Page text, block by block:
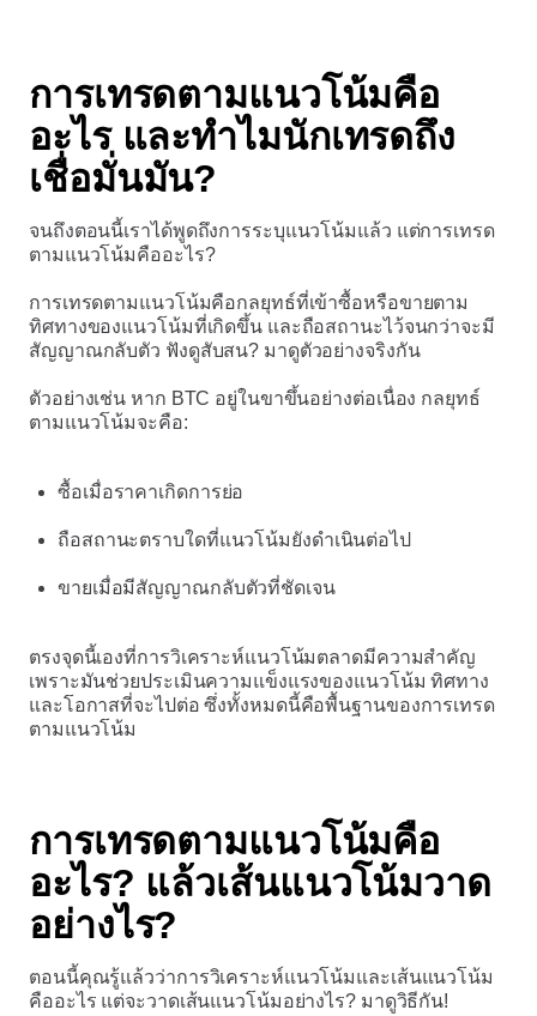
การเทรดตามแนวโน้มคือ
อะไร และทำไมนักเทรดถึง
เชื่อมั่นมัน?
จนถึงตอนนี้เราได้พูดถึงการระบุแนวโน้มแล้ว แต่การเทรด
ตามแนวโน้มคืออะไร?
การเทรดตามแนวโน้มคือกลยุทธ์ที่เข้าซื้อหรือขายตาม
ทิศทางของแนวโน้มที่เกิดขึ้น และถือสถานะไว้จนกว่าจะมี
สัญญาณกลับตัว ฟังดูสับสน? มาดูตัวอย่างจริงกัน
ตัวอย่างเช่น หาก BTC อยู่ในขาขึ้นอย่างต่อเนื่อง กลยุทธ์
ตามแนวโน้มจะคือ:
ซื้อเมื่อราคาเกิดการย่อ
ถือสถานะตราบใดที่แนวโน้มยังดำเนินต่อไป
ขายเมื่อมีสัญญาณกลับตัวที่ชัดเจน
ตรงจุดนี้เองที่การวิเคราะห์แนวโน้มตลาดมีความสำคัญ
เพราะมันช่วยประเมินความแข็งแรงของแนวโน้ม ทิศทาง
และโอกาสที่จะไปต่อ ซึ่งทั้งหมดนี้คือพื้นฐานของการเทรด
ตามแนวโน้ม
การเทรดตามแนวโน้มคือ
อะไร? แล้วเส้นแนวโน้มวาด
อย่างไร?
ตอนนี้คุณรู้แล้วว่าการวิเคราะห์แนวโน้มและเส้นแนวโน้ม
คืออะไร แต่จะวาดเส้นแนวโน้มอย่างไร? มาดูวิธีกัน!